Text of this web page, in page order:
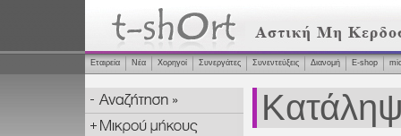
Εταιρεία Νέα Χορηγοί Συνεργάτες Συνεντεύξεις Διανομή Ε-shop